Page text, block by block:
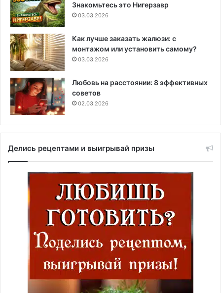
Знакомьтесь это Нигерзавр
03.03.2026
Как лучше заказать жалюзи: с
монтажом или установить самому?
03.03.2026
Любовь на расстоянии: 8 эффективных
советов
02.03.2026
Делись рецептами и выигрывай призы